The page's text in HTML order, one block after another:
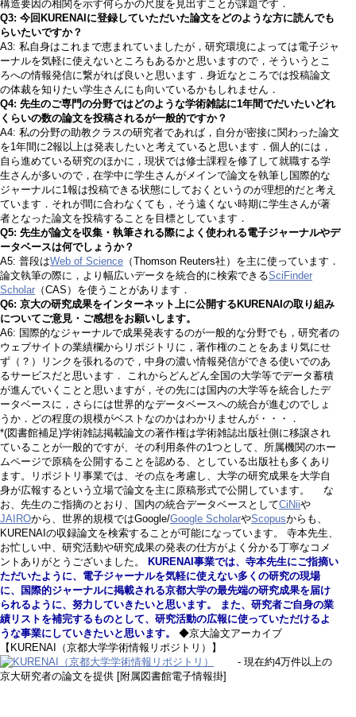
構造要因の相関を示す何らかの尺度を見出すことが課題です．
Q3: 今回KURENAIに登録していただいた論文をどのような方に読んでも
らいたいですか？
A3: 私自身はこれまで恵まれていましたが，研究環境によっては電子ジャ
ーナルを気軽に使えないところもあるかと思いますので，そういうとこ
ろへの情報発信に繋がれば良いと思います．身近なところでは投稿論文
の体裁を知りたい学生さんにも向いているかもしれません．
Q4: 先生のご専門の分野ではどのような学術雑誌に1年間でだいたいどれ
くらいの数の論文を投稿されるが一般的ですか？
A4: 私の分野の助教クラスの研究者であれば，自分が密接に関わった論文
を1年間に2報以上は発表したいと考えていると思います．個人的には，
自ら進めている研究のほかに，現状では修士課程を修了して就職する学
生さんが多いので，在学中に学生さんがメインで論文を執筆し国際的な
ジャーナルに1報は投稿できる状態にしておくというのが理想的だと考え
ています．それが間に合わなくても，そう遠くない時期に学生さんが著
者となった論文を投稿することを目標としています．
Q5: 先生が論文を収集・執筆される際によく使われる電子ジャーナルやデ
ータベースは何でしょうか？
A5: 普段はWeb of Science （Thomson Reuters社）を主に使っています．
論文執筆の際に，より幅広いデータを統合的に検索できるSciFinder
Scholar （CAS）を使うことがあります．
Q6: 京大の研究成果をインターネット上に公開するKURENAIの取り組み
についてご意見・ご感想をお願いします。
A6: 国際的なジャーナルで成果発表するのが一般的な分野でも，研究者の
ウェブサイトの業績欄からリポジトリに，著作権のことをあまり気にせ
ず（？）リンクを張れるので，中身の濃い情報発信ができる使いでのあ
るサービスだと思います． これからどんどん全国の大学等でデータ蓄積
が進んでいくことと思いますが，その先には国内の大学等を統合したデ
ータベースに，さらには世界的なデータベースへの統合が進むのでしょ
うか．どの程度の規模がベストなのかはわかりませんが・・・．
*(図書館補足)学術雑誌掲載論文の著作権は学術雑誌出版社側に移譲され
ていることが一般的ですが、その利用条件の1つとして、所属機関のホー
ムページで原稿を公開することを認める、としている出版社も多くあり
ます。リポジトリ事業では、その点を考慮し、大学の研究成果を大学自
身が広報するという立場で論文を主に原稿形式で公開しています。 な
お、先生のご指摘のとおり、国内の統合データベースとしてCiNiiや
JAIROから、世界的規模ではGoogle/Google ScholarやScopusからも、
KURENAIの収録論文を検索することが可能になっています。 寺本先生、
お忙しい中、研究活動や研究成果の発表の仕方がよく分かる丁寧なコメ
ントありがとうございました。
KURENAI事業では、寺本先生にご指摘い
ただいたように、電子ジャーナルを気軽に使えない多くの研究の現場
に、国際的ジャーナルに掲載される京都大学の最先端の研究成果を届け
られるように、努力していきたいと思います。 また、研究者ご自身の業
績リストを補完するものとして、研究活動の広報に使っていただけるよ
うな事業にしていきたいと思います。
◆京大論文アーカイブ
【KURENAI（京都大学学術情報リポジトリ）】
- 現在約4万件以上の
京大研究者の論文を提供 [附属図書館電子情報掛]